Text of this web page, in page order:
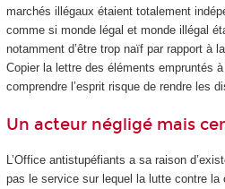
marchés illégaux étaient totalement
comme si monde légal et monde illégal
notamment d’être trop naïf par rapport à
Copier la lettre des éléments empruntés
comprendre l’esprit risque de rendre les
Un acteur négligé mais
L’Office antistupéfiants a sa raison
pas le service sur lequel la lutte contre la